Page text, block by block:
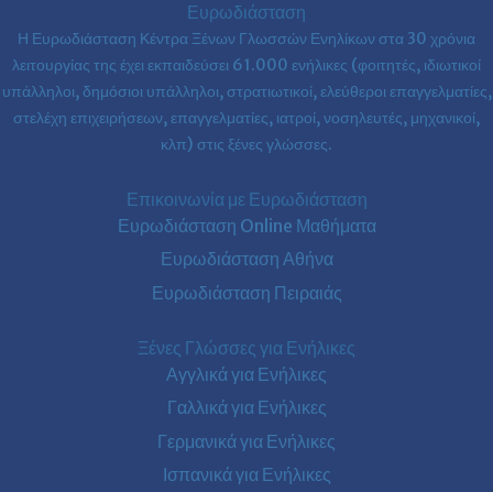
Ευρωδιάσταση
Η Ευρωδιάσταση Κέντρα Ξένων Γλωσσών Ενηλίκων στα 30 χρόνια
λειτουργίας της έχει εκπαιδεύσει 61.000 ενήλικες (φοιτητές, ιδιωτικοί
υπάλληλοι, δημόσιοι υπάλληλοι, στρατιωτικοί, ελεύθεροι επαγγελματίες,
στελέχη επιχειρήσεων, επαγγελματίες, ιατροί, νοσηλευτές, μηχανικοί,
κλπ) στις ξένες γλώσσες.
Επικοινωνία με Ευρωδιάσταση
Ευρωδιάσταση Online Μαθήματα
Ευρωδιάσταση Αθήνα
Ευρωδιάσταση Πειραιάς
Ξένες Γλώσσες για Ενήλικες
Αγγλικά για Ενήλικες
Γαλλικά για Ενήλικες
Γερμανικά για Ενήλικες
Ισπανικά για Ενήλικες